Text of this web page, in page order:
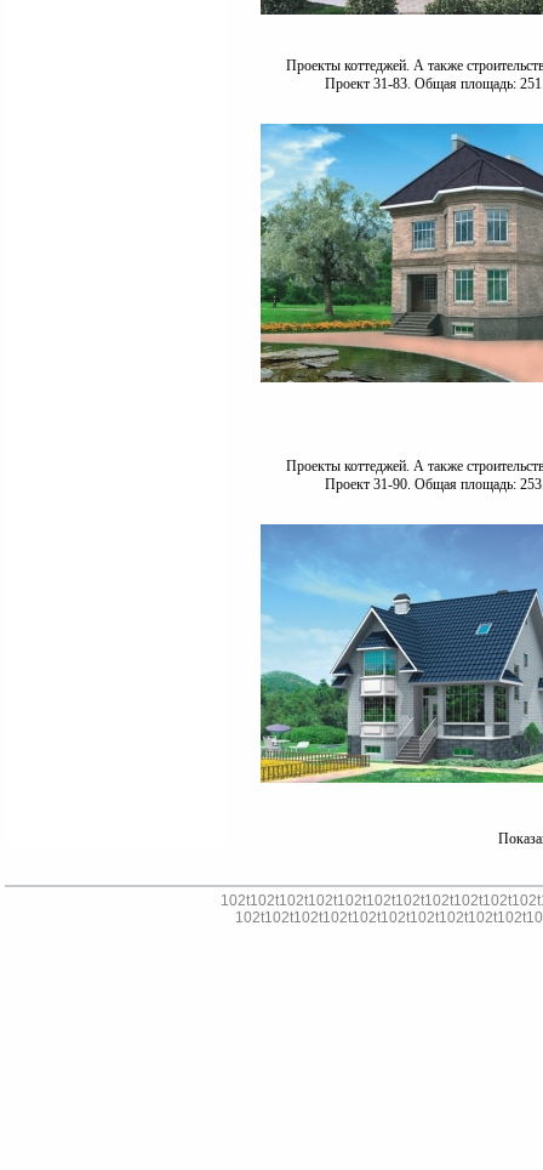
Проекты коттеджей. А также
Проект 31-83. Общая площадь:
Проекты коттеджей. А также
Проект 31-90. Общая площадь:
102t102t102t102t102t102t102t102t102t102t102t
102t102t102t102t102t102t102t102t102t102t